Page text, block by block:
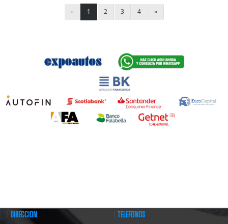
« 1 2 3 4 »
DIRECCIÓN TELÉFONOS